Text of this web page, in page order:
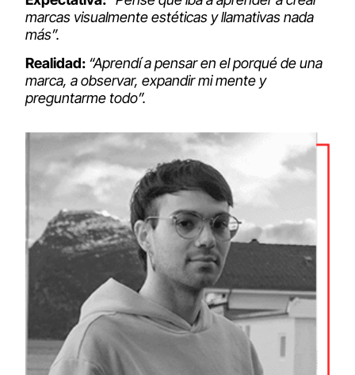
marcas visualmente estéticas y llamativas nada
más”.
Realidad: “Aprendí a pensar en el porqué de una
marca, a observar, expandir mi mente y
preguntarme todo”.